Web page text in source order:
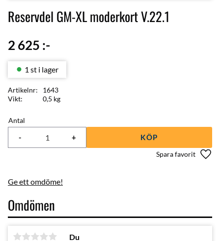
Reservdel GM-XL moderkort V.22.1
2 625 :-
Antal
+
- KÖP
1 st i lager
Artikelnr
1643
Vikt
0,5 kg
Ge ett omdöme!
Omdömen
Du